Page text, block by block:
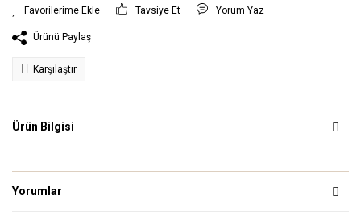
Tavsiye Et Yorum Yaz
Ürünü Paylaş
Karşılaştır
Ürün Bilgisi
Yorumlar